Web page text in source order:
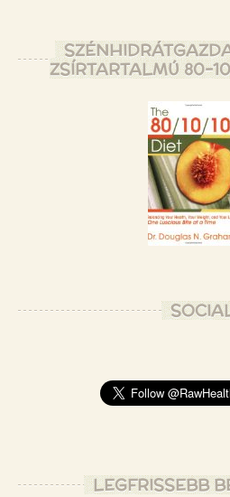
ZSÍRTARTALMÚ 80-
LEGFRISSEBB